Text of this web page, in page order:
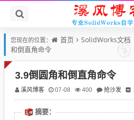
您现在的位置： 首页 SolidWorks文档
和倒直角命令
3.9倒圆角和倒直角命令
溪风博客 07-08 400 抢沙发
摘要：